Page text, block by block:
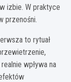
izbie. W praktyce
przenośni.
to rytuał
wpływa na